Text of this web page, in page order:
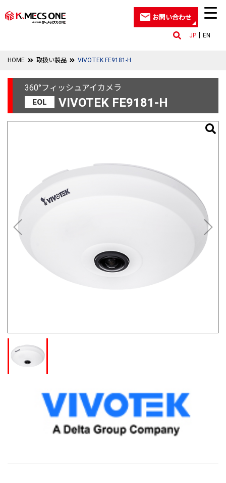
JP EN
お問い合わせ
HOME 取扱い製品 VIVOTEK FE9181-H
360°フィッシュアイカメラ
EOL VIVOTEK FE9181-H